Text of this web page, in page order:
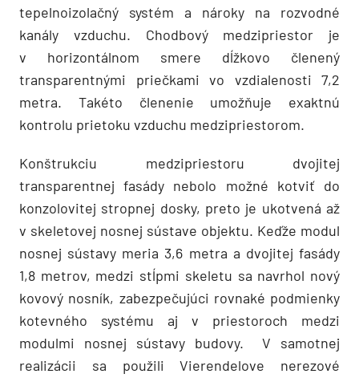
tepelnoizolačný systém a nároky na rozvodné
kanály vzduchu. Chodbový medzipriestor je
v horizontálnom smere dĺžkovo členený
transparentnými priečkami vo vzdialenosti 7,2
metra. Takéto členenie umožňuje exaktnú
kontrolu prietoku vzduchu medzipriestorom.
Konštrukciu medzipriestoru dvojitej
transparentnej fasády nebolo možné kotviť do
konzolovitej stropnej dosky, preto je ukotvená až
v skeletovej nosnej sústave objektu. Keďže modul
nosnej sústavy meria 3,6 metra a dvojitej fasády
1,8 metrov, medzi stĺpmi skeletu sa navrhol nový
kovový nosník, zabezpečujúci rovnaké podmienky
kotevného systému aj v priestoroch medzi
modulmi nosnej sústavy budovy. V samotnej
realizácii sa použili Vierendelove nerezové